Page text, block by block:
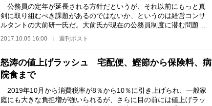
公務員の定年が延長される方針だというが、それ以前にもっと真
剣に取り組むべき課題があるのではないか、というのは経営コンサ
ルタントの大前研一氏だ。大前氏が現在の公務員制度に潜む問題点
を解説する。 ＊ …
2017.10.05 16:00 週刊ポスト
怒涛の値上げラッシュ 宅配便、鰹節から保険料、病
院食まで
2019年10月から消費税率が8％から10％に引き上げられ、一般家
庭にも大きな負担増が強いられるが、さらに目の前には値上げラッ